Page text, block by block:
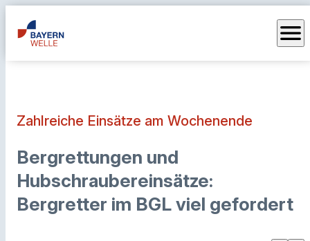
menu
Zahlreiche Einsätze am Wochenende
Bergrettungen und
Hubschraubereinsätze:
Bergretter im BGL viel gefordert